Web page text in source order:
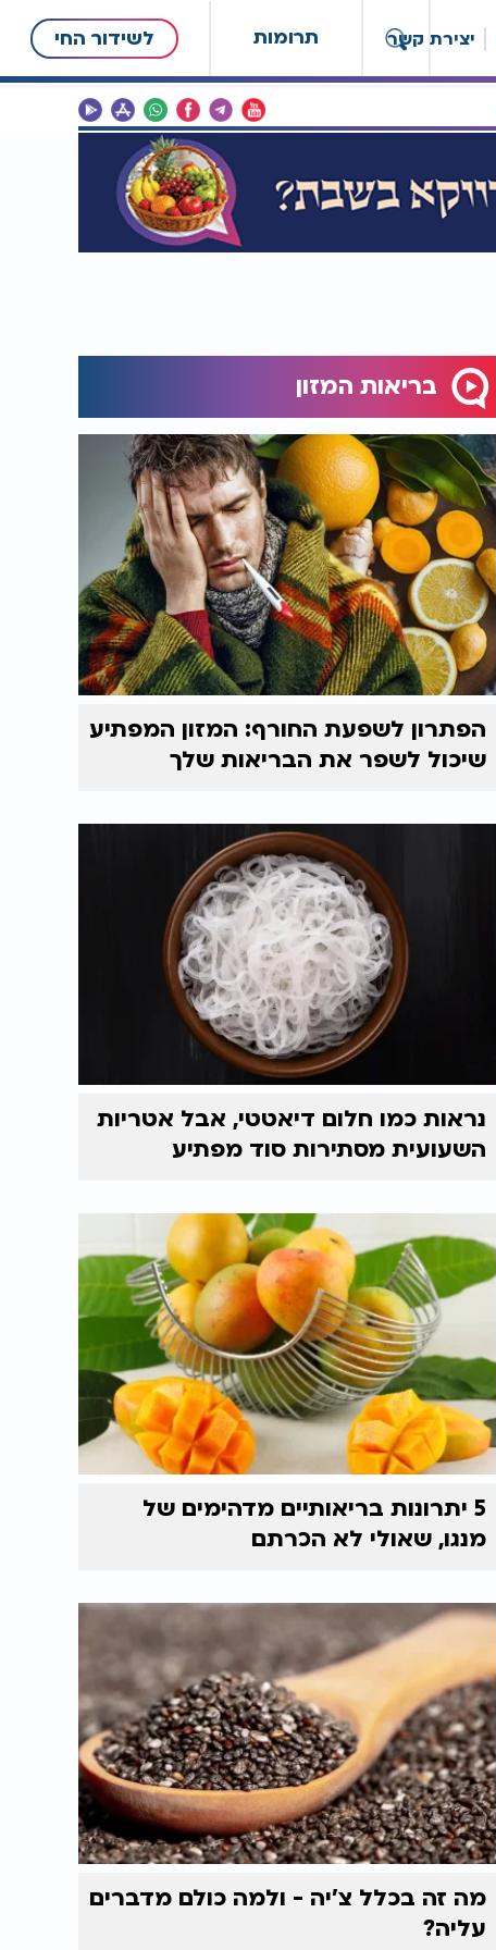
תרומות לשידור החי יצירת קשר
בריאות המזון
הפתרון לשפעת החורף: המזון המפתיע
שיכול לשפר את הבריאות שלך
נראות כמו חלום דיאטטי, אבל אטריות
השעועית מסתירות סוד מפתיע
5 יתרונות בריאותיים מדהימים של
מנגו, שאולי לא הכרתם
מה זה בכלל צ'יה - ולמה כולם מדברים
עליה?